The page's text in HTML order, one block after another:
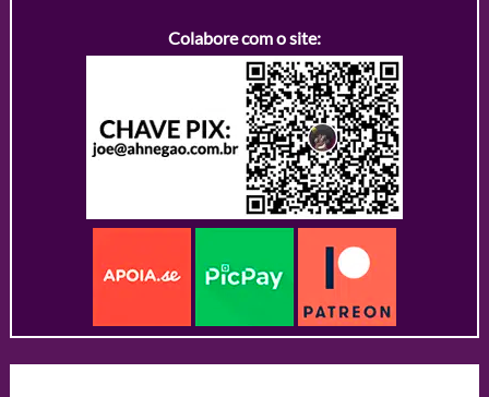
Colabore com o site: